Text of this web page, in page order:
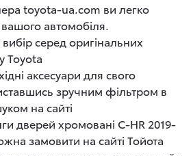
toyota-ua.com ви легко
автомобіля.
серед оригінальних
Toyota
аксесуари для свого
зручним фільтром в
на сайті
дверей хромовані C-HR 2019-
замовити на сайті Тойота